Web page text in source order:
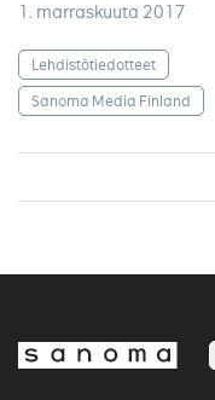
1. marraskuuta 2017
Lehdistötiedotteet
Sanoma Media Finland